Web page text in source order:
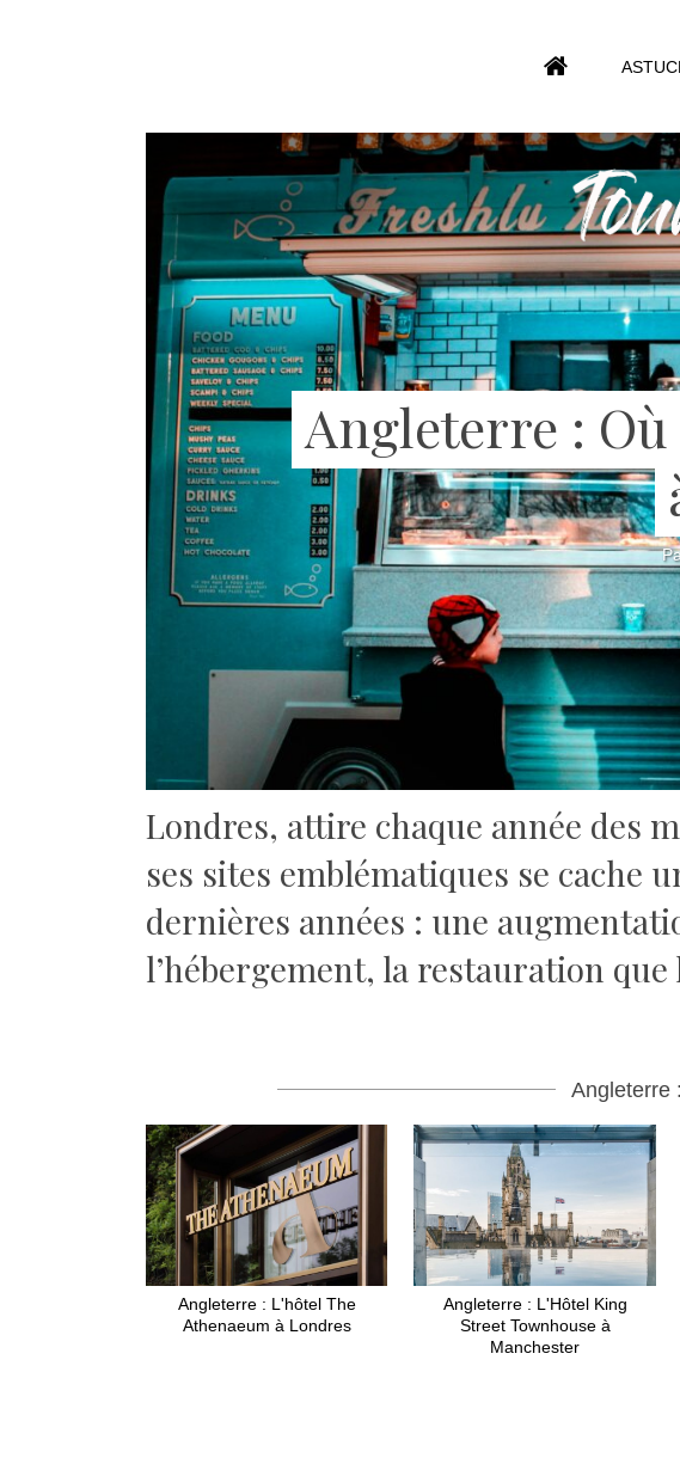
Angleterre :
Londres, attire chaque année des
ses sites emblématiques se cache
dernières années : une
l’hébergement, la restauration
Angleterre
Angleterre : L'hôtel The
Athenaeum à Londres
Angleterre : L'Hôtel King
Street Townhouse à
Manchester